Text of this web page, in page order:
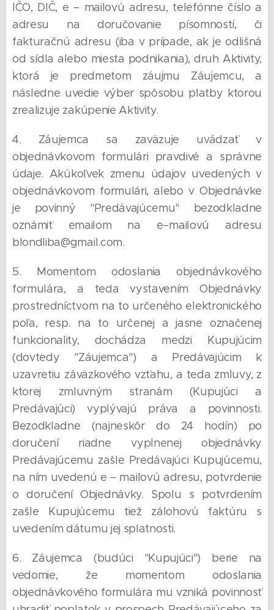
IČO, DIČ, e – mailovú adresu, telefónne číslo a
adresu na doručovanie písomností, či
fakturačnú adresu (iba v prípade, ak je odlišná
od sídla alebo miesta podnikania), druh Aktivity,
ktorá je predmetom záujmu Záujemcu, a
následne uvedie výber spôsobu platby ktorou
zrealizuje zakúpenie Aktivity.
4. Záujemca sa zaväzuje uvádzať v
objednávkovom formulári pravdivé a správne
údaje. Akúkoľvek zmenu údajov uvedených v
objednávkovom formulári, alebo v Objednávke
je povinný "Predávajúcemu" bezodkladne
oznámiť emailom na e–mailovú adresu
blondliba@gmail.com.
5. Momentom odoslania objednávkového
formulára, a teda vystavením Objednávky
prostredníctvom na to určeného elektronického
poľa, resp. na to určenej a jasne označenej
funkcionality, dochádza medzi Kupujúcim
(dovtedy "Záujemca") a Predávajúcim k
uzavretiu záväzkového vzťahu, a teda zmluvy, z
ktorej zmluvným stranám (Kupujúci a
Predávajúci) vyplývajú práva a povinnosti.
Bezodkladne (najneskôr do 24 hodín) po
doručení riadne vyplnenej objednávky
Predávajúcemu zašle Predávajúci Kupujúcemu,
na ním uvedenú e – mailovú adresu, potvrdenie
o doručení Objednávky. Spolu s potvrdením
zašle Kupujúcemu tiež zálohovú faktúru s
uvedením dátumu jej splatnosti.
6. Záujemca (budúci "Kupujúci") berie na
vedomie, že momentom odoslania
objednávkového formulára mu vzniká povinnosť